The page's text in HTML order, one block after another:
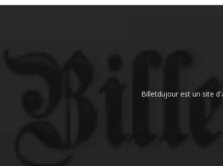
Billetdujour est un site